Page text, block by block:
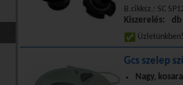
B.cikksz.: SC
Kiszerelés: db
Gcs szelep
Nagy,